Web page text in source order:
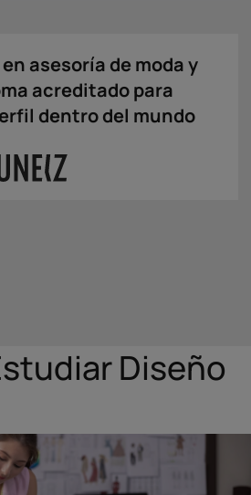
asesoría de moda y
acreditado para
dentro del mundo
Diseño